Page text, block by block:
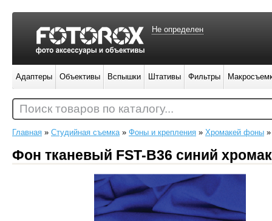
Главная » Студийная съемка» Фоны и крепления » Хромакей фоны
Фон тканевый FST-B36 синий
Не определен
Адаптеры Объективы Вспышки Штативы Фильтры
Поиск товаров по каталогу...